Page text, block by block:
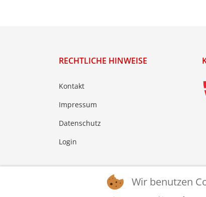
RECHTLICHE HINWEISE
Kontakt
Impressum
Datenschutz
Login
© 2026 © WTTV - Wiener Tischtennis
Wir benutzen